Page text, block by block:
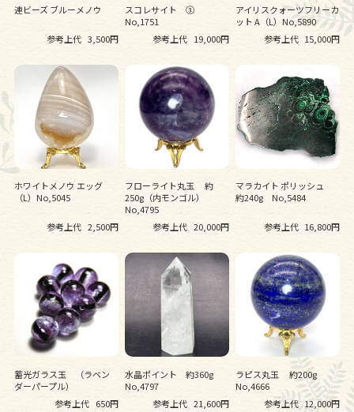
連ビーズ ブルーメノウ
参考上代 3,500円
スコレサイト ➂
No,1751
参考上代 19,000円
アイリスクォーツフリーカ
ット A（L）No,5890
参考上代 15,000円
ホワイトメノウ エッグ
（L）No,5045
参考上代 2,500円
フローライト丸玉 約
250g（内モンゴル）
No,4795
参考上代 20,000円
マラカイト ポリッシュ
約240g No,5484
参考上代 16,800円
蓄光ガラス玉 （ラベン
ダーパープル）
参考上代 650円
水晶ポイント 約360g
No,4797
参考上代 21,600円
ラピス丸玉 約200g
No,4666
参考上代 12,000円